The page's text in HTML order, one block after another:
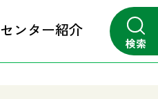
検索
センター紹介